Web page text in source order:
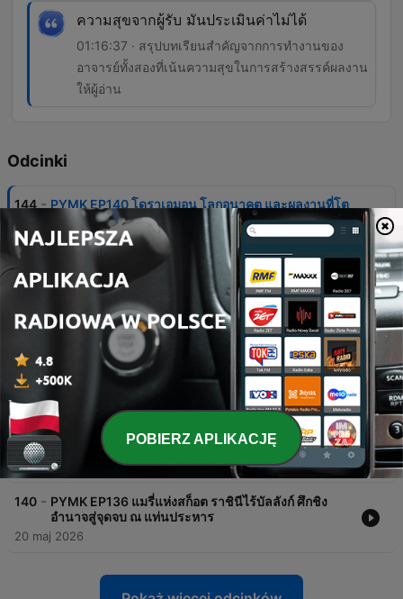
ความสุขจากผู้รับ มันประเมินค่าไม่ได้
01:16:37 · สรุปบทเรียนสำคัญจากการทำงานของ
อาจารย์ทั้งสองที่เน้นความสุขในการสร้างสรรค์ผลงาน
ให้ผู้อ่าน
Odcinki
144 - PYMK EP140 โดราเอมอน โลกอนาคต และผลงานที่โต
มาด้วยกัน ของนักเขียนเพื่อนซี้ ฟูจิโกะ ฟูจิโอะ
05 sie 2026
143 - PYMK EP139 มหาตมะ คานธี กับการเดินทางเรียกร้อง
เอกราชอินเดียด้วยรถไฟชั้นสาม
01 lip 2026
142 - PYMK EP138 เกรซ เคลลี จากดาราสาวสู่เจ้าหญิง ชีวิต
จริงที่ไม่โรแมนติก
141 - PYMK EP137 มาดาม เดอ ปงปาดูร์ สนมเอกของหลุยส์ที่
15 ผู้กุมอำนาจหลังม่านก่อนการปฏิวัติฝรั่งเศส
03 cze 2026
140 - PYMK EP136 แมรี่แห่งสก็อต ราชินีไร้บัลลังก์ ศึกชิง
อำนาจสู่จุดจบ ณ แท่นประหาร
20 maj 2026
POBIERZ APLIKACJĘ